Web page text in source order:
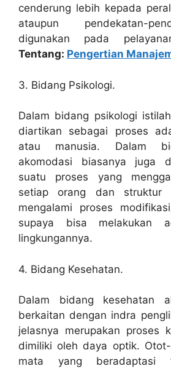
cenderung lebih kepada
ataupun pendekatan-
digunakan pada
Tentang: Pengertian
3. Bidang Psikologi.
Dalam bidang psikologi
diartikan sebagai proses
atau manusia. Dalam
akomodasi biasanya juga
suatu proses yang
setiap orang dan struktur
mengalami proses
supaya bisa melakukan
lingkungannya.
4. Bidang Kesehatan.
Dalam bidang kesehatan
berkaitan dengan indra
jelasnya merupakan proses
dimiliki oleh daya optik.
mata yang beradaptasi